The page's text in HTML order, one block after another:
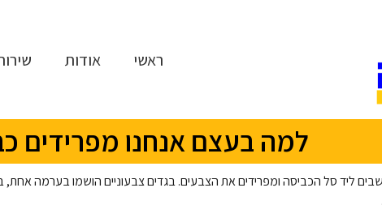
ראשי אודות
למה בעצם אנחנו מפרידים
ליד סל הכביסה ומפרידים את הצבעים. בגדים צבעוניים הושמו בערמה